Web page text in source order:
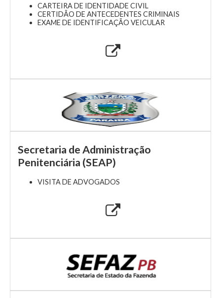
CARTEIRA DE IDENTIDADE CIVIL
CERTIDÃO DE ANTECEDENTES CRIMINAIS
EXAME DE IDENTIFICAÇÃO VEICULAR
Secretaria de Administração
Penitenciária (SEAP)
VISITA DE ADVOGADOS